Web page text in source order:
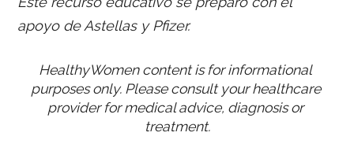
apoyo de Astellas y Pfizer.
HealthyWomen content is for informational
purposes only. Please consult your healthcare
provider for medical advice, diagnosis or
treatment.